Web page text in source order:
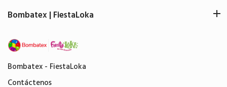
Bombatex - FiestaLoka
Contáctenos
Bombatex | FiestaLoka